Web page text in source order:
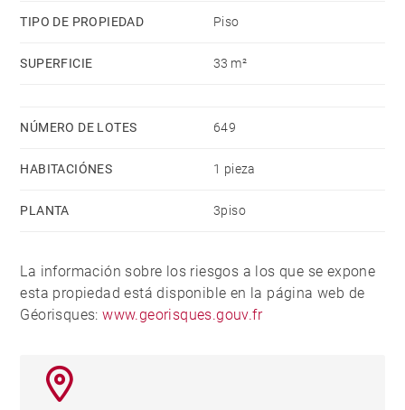
TIPO DE PROPIEDAD Piso
SUPERFICIE 33 m²
NÚMERO DE LOTES 649
HABITACIÓNES 1 pieza
PLANTA 3piso
La información sobre los riesgos a los que se expone
esta propiedad está disponible en la página web de
Géorisques:www.georisques.gouv.fr